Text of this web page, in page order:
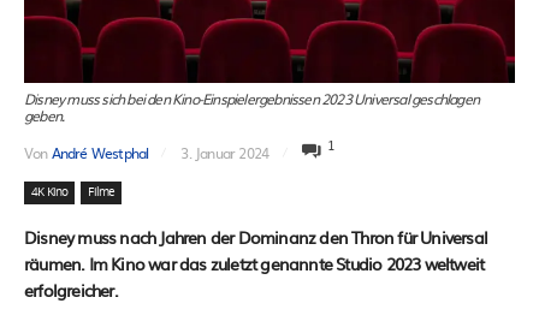
Disney muss sich bei den Kino-Einspielergebnissen 2023 Universal geschlagen
geben.
VonAndré Westphal 3. Januar 2024 1
4K Kino Filme
Disney muss nach Jahren der Dominanz den Thron für Universal
räumen. Im Kino war das zuletzt genannte Studio 2023 weltweit
erfolgreicher.